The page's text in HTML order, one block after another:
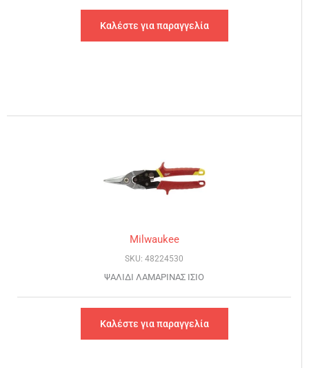
Καλέστε για παραγγελία
Milwaukee
SKU: 48224530
ΨΑΛΙΔΙ ΛΑΜΑΡΙΝΑΣ ΙΣΙΟ
Καλέστε για παραγγελία